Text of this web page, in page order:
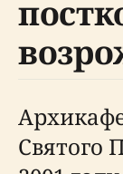
Святого